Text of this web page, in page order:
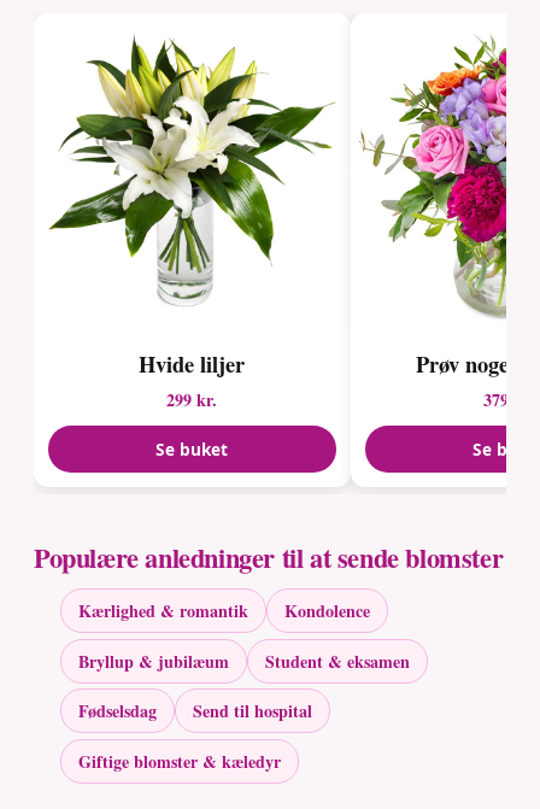
Hvide liljer
299 kr.
Se buket
Prøv noget
379 kr.
Se
Populære anledninger til at sende blomster
Kærlighed & romantik
Kondolence
Bryllup & jubilæum
Student & eksamen
Fødselsdag
Send til hospital
Giftige blomster & kæledyr